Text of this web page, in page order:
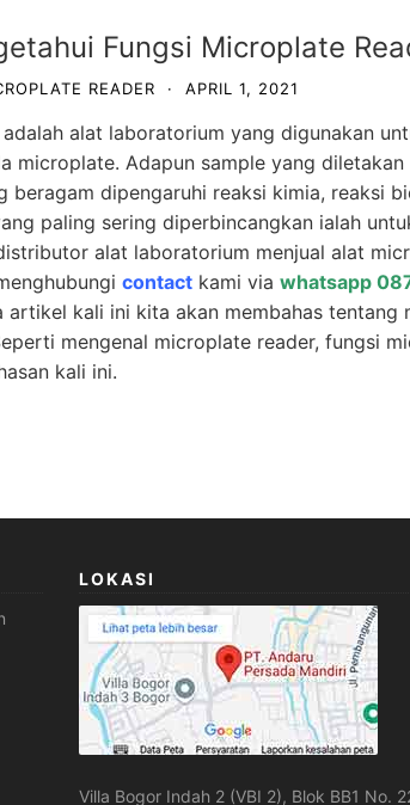
Fungsi Microplate
READER · APRIL 1, 2021
alat laboratorium yang digunakan
microplate. Adapun sample yang
beragam dipengaruhi reaksi kimia, reaksi
paling sering diperbincangkan ialah
alat laboratorium menjual alat
contact kami via whatsapp
artikel kali ini kita akan membahas tentang
mengenal microplate reader, fungsi
kali ini.
LOKASI
Villa Bogor Indah 2 (VBI 2), Blok BB1 No.